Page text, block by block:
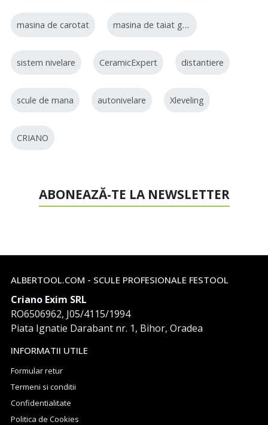
masina de carotat masina de taiat gresie
sistem nivelare CeramicExpert distantiere
scule de mana autonivelare Xleveling
CRIANO
ABONEAZĂ-TE LA NEWSLETTER
ALBERTOOL.COM - SCULE PROFESIONALE FESTOOL
Criano Exim SRL
RO6506962, J05/4115/1994
Piata Ignatie Darabant nr. 1, Bihor, Oradea
INFORMATII UTILE
Formular retur
Termeni si conditii
Confidentialitate
Politica de Cookies